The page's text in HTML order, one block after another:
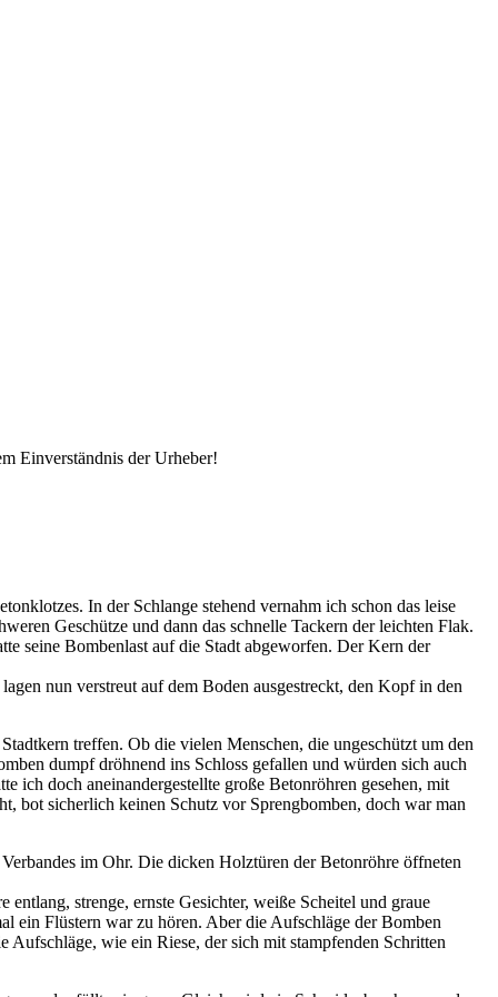
Einverständnis der Urheber!
In der Schlange stehend vernahm ich schon das leise
Geschütze und dann das schnelle Tackern der leichten Flak.
seine Bombenlast auf die Stadt abgeworfen. Der Kern der
nun verstreut auf dem Boden ausgestreckt, den Kopf in den
treffen. Ob die vielen Menschen, die ungeschützt um den
dumpf dröhnend ins Schloss gefallen und würden sich auch
ich doch aneinandergestellte große Betonröhren gesehen, mit
bot sicherlich keinen Schutz vor Sprengbomben, doch war man
im Ohr. Die dicken Holztüren der Betonröhre öffneten
strenge, ernste Gesichter, weiße Scheitel und graue
ein Flüstern war zu hören. Aber die Aufschläge der Bomben
wie ein Riese, der sich mit stampfenden Schritten